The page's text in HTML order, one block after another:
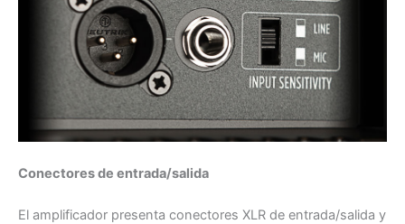
Conectores de entrada/salida
El amplificador presenta conectores XLR de entrada/salida y